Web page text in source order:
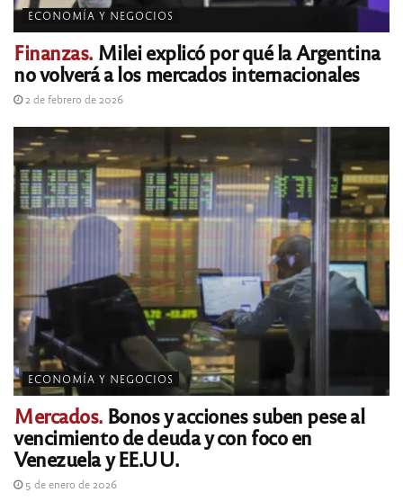
ECONOMÍA Y NEGOCIOS
Finanzas. Milei explicó por qué la Argentina
no volverá a los mercados internacionales
2 de febrero de 2026
ECONOMÍA Y NEGOCIOS
Mercados. Bonos y acciones suben pese al
vencimiento de deuda y con foco en
Venezuela y EE.UU.
5 de enero de 2026